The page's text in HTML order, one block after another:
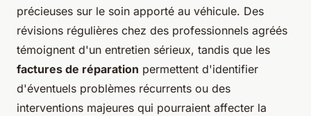
précieuses sur le soin apporté au véhicule. Des
révisions régulières chez des professionnels agréés
témoignent d'un entretien sérieux, tandis que les
factures de réparation permettent d'identifier
d'éventuels problèmes récurrents ou des
interventions majeures qui pourraient affecter la